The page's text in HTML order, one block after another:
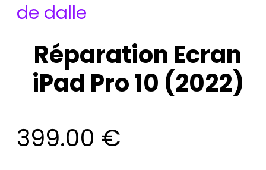
de dalle
Réparation Ecran
iPad Pro 10 (2022)
399.00 €